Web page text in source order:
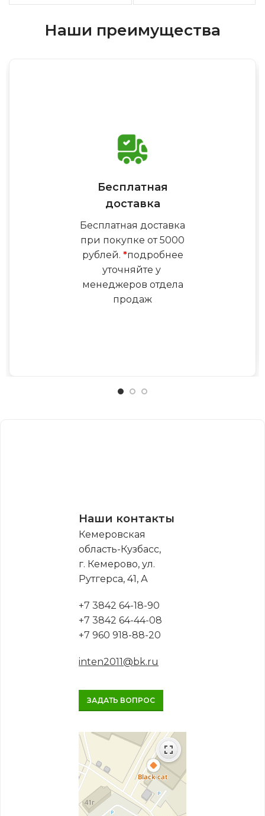
Наши преимущества
Бесплатная
доставка
Бесплатная доставка
при покупке от 5000
рублей. *подробнее
уточняйте у
менеджеров отдела
продаж
Наши контакты
Кемеровская
область-Кузбасс,
г. Кемерово, ул.
Рутгерса, 41, А
+7 3842 64-18-90
+7 3842 64-44-08
+7 960 918-88-20
inten2011@bk.ru
ЗАДАТЬ ВОПРОС